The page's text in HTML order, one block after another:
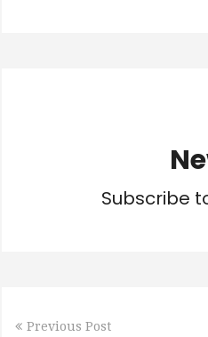
Subscribe
Previous Post